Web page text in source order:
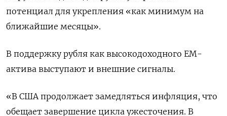
потенциал для укрепления «как минимум на
ближайшие месяцы».
В поддержку рубля как высокодоходного ЕМ-
актива выступают и внешние сигналы.
«В США продолжает замедляться инфляция, что
обещает завершение цикла ужесточения. В